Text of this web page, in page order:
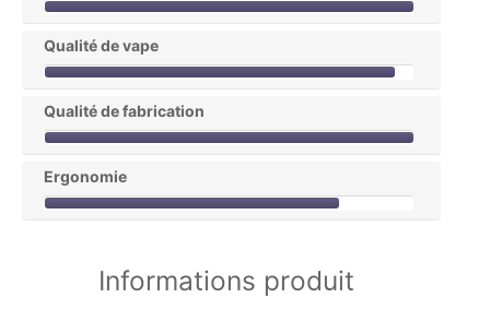
Qualité de vape
Qualité de fabrication
Ergonomie
Informations produit